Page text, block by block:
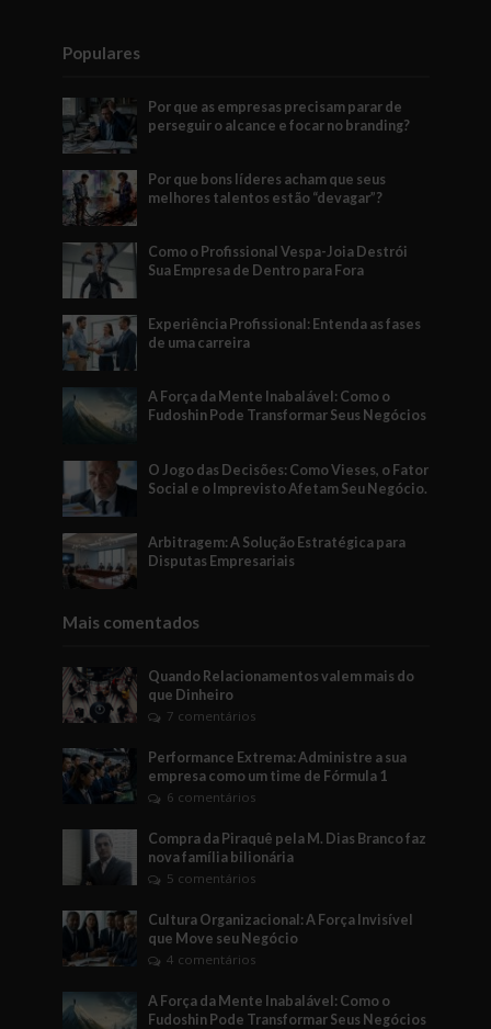
Populares
Por que as empresas precisam parar de
perseguir o alcance e focar no branding?
Por que bons líderes acham que seus
melhores talentos estão “devagar”?
Como o Profissional Vespa-Joia Destrói
Sua Empresa de Dentro para Fora
Experiência Profissional: Entenda as fases
de uma carreira
A Força da Mente Inabalável: Como o
Fudoshin Pode Transformar Seus Negócios
O Jogo das Decisões: Como Vieses, o Fator
Social e o Imprevisto Afetam Seu Negócio.
Arbitragem: A Solução Estratégica para
Disputas Empresariais
Mais comentados
Quando Relacionamentos valem mais do
que Dinheiro
7 comentários
Performance Extrema: Administre a sua
empresa como um time de Fórmula 1
6 comentários
Compra da Piraquê pela M. Dias Branco faz
nova família bilionária
5 comentários
Cultura Organizacional: A Força Invisível
que Move seu Negócio
4 comentários
A Força da Mente Inabalável: Como o
Fudoshin Pode Transformar Seus Negócios